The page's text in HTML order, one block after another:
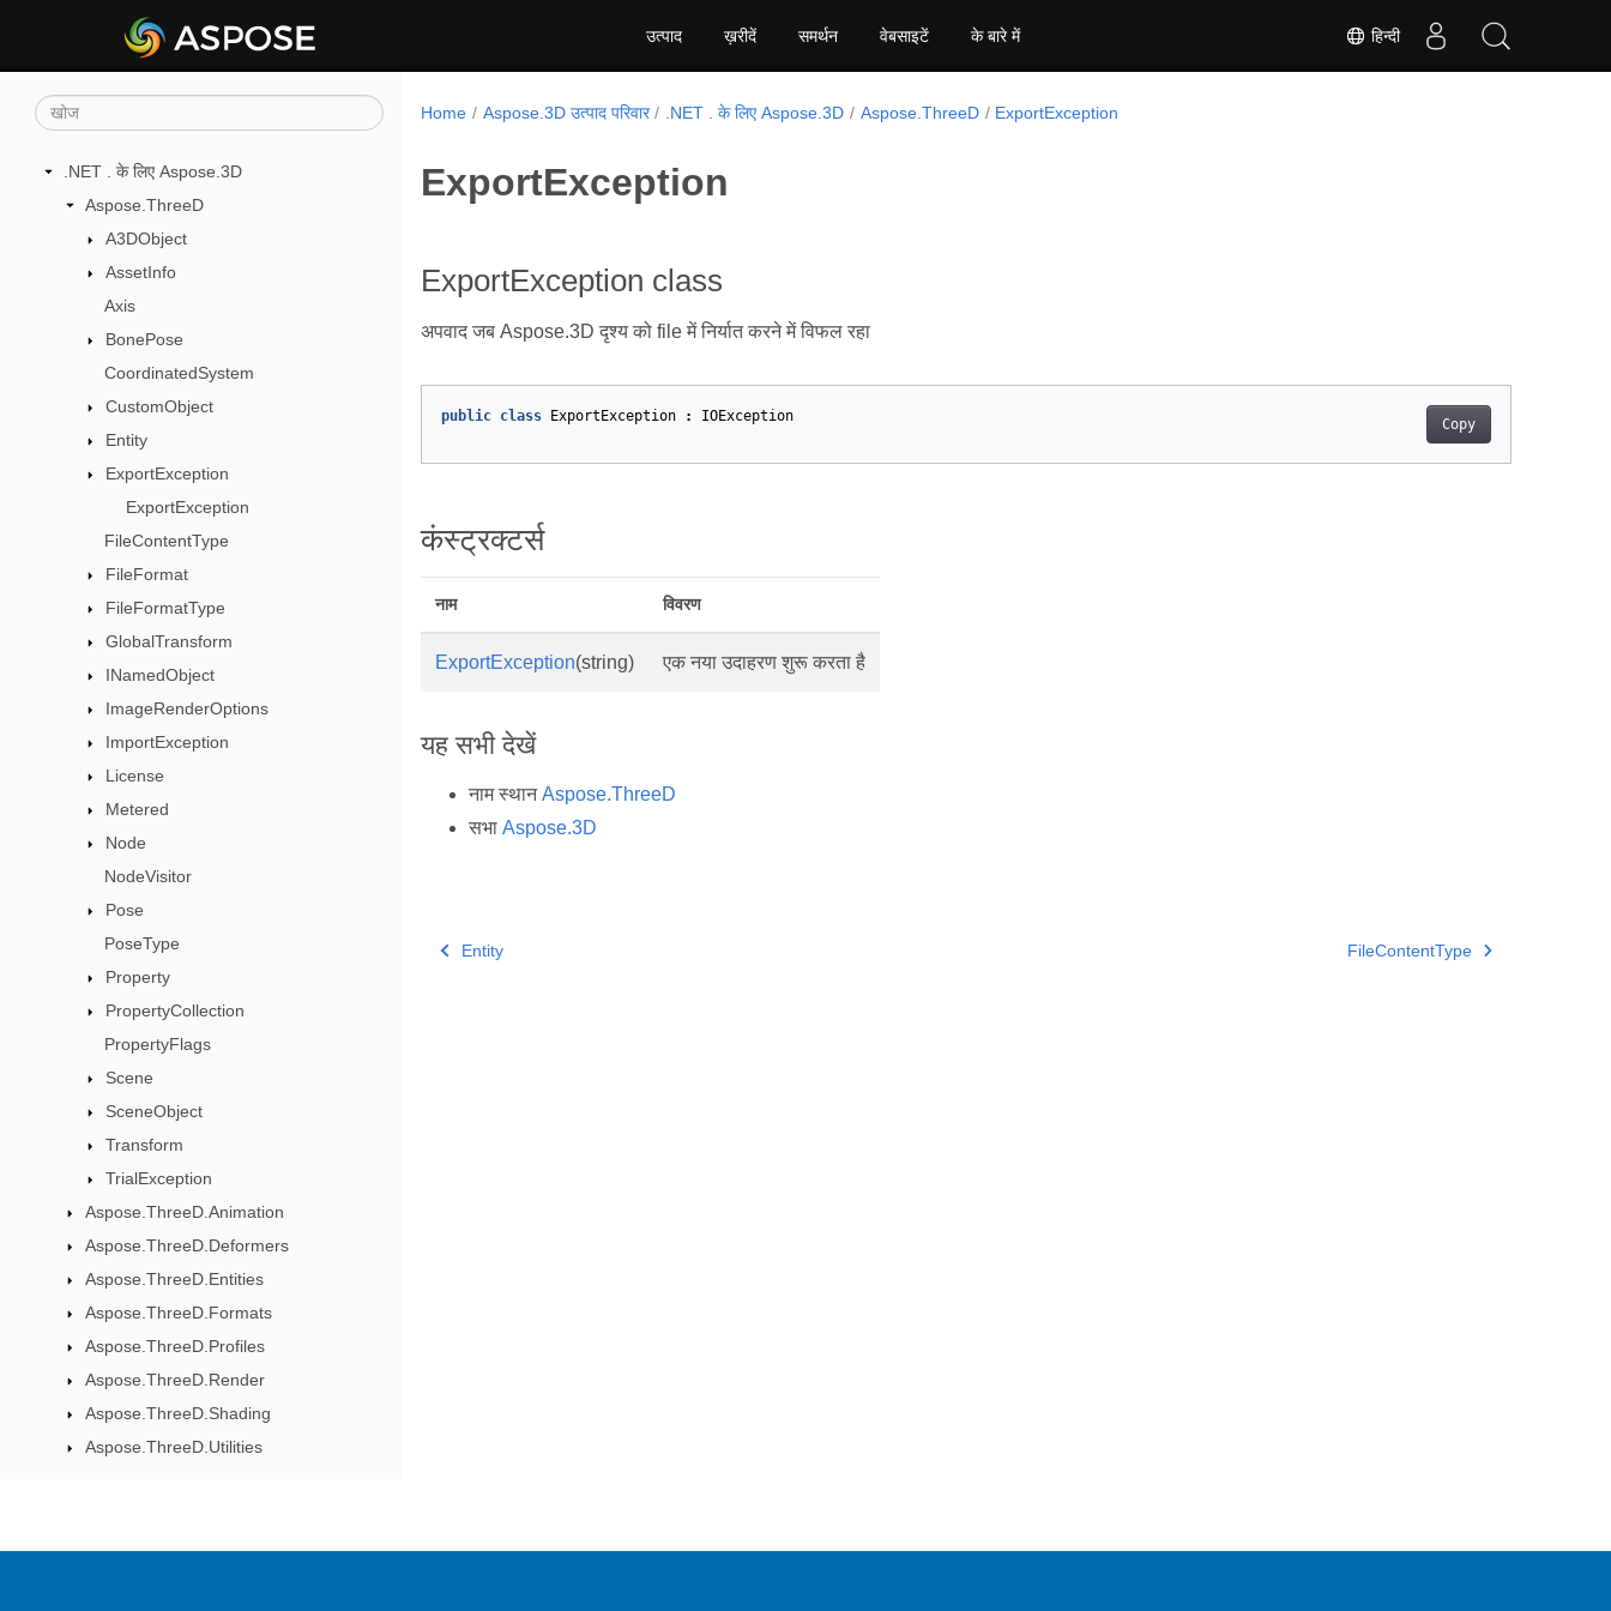
हिन्दी
उत्पाद ख़रीदें समर्थन वेबसाइटें के बारे में
.NET . के लिए Aspose.3D
Aspose.ThreeD
A3DObject
AssetInfo
Axis
BonePose
CoordinatedSystem
CustomObject
Entity
ExportException
ExportException
FileContentType
FileFormat
FileFormatType
GlobalTransform
INamedObject
ImageRenderOptions
ImportException
License
Metered
Node
NodeVisitor
Pose
PoseType
Property
PropertyCollection
PropertyFlags
Scene
SceneObject
Transform
TrialException
Aspose.ThreeD.Animation
Aspose.ThreeD.Deformers
Aspose.ThreeD.Entities
Aspose.ThreeD.Formats
Aspose.ThreeD.Profiles
Aspose.ThreeD.Render
Aspose.ThreeD.Shading
Aspose.ThreeD.Utilities
Home Aspose.3D उत्पाद परिवार .NET . के लिए Aspose.3D Aspose.ThreeD ExportException
ExportException
ExportException class
अपवाद जब Aspose.3D दृश्य को file में निर्यात करने में विफल रहा
Copy
public class ExportException : IOException
कंस्ट्रक्टर्स
नाम विवरण
ExportException(string) एक नया उदाहरण शुरू करता है
यह सभी देखें
नाम स्थानAspose.ThreeD
सभा Aspose.3D
Entity FileContentType